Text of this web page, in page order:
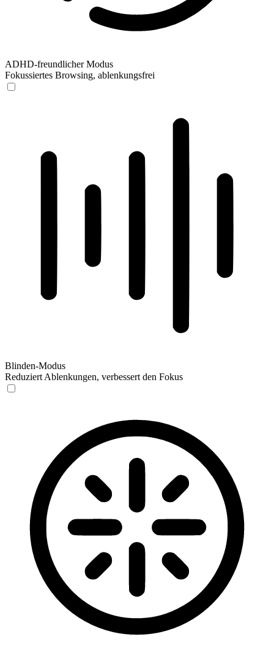
ADHD-freundlicher Modus
Fokussiertes Browsing, ablenkungsfrei
Blinden-Modus
Reduziert Ablenkungen, verbessert den Fokus